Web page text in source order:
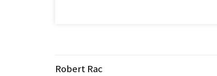
Robert Rac